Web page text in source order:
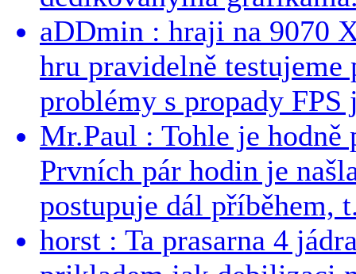
aDDmin : hraji na 9070
hru pravidelně testujeme
problémy s propady FPS
Mr.Paul : Tohle je hodně
Prvních pár hodin je
postupuje dál příběhem,
horst : Ta prasarna 4